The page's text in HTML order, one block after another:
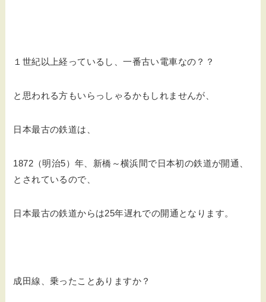
１世紀以上経っているし、一番古い電車なの？？
と思われる方もいらっしゃるかもしれませんが、
日本最古の鉄道は、
1872（明治5）年、新橋～横浜間で日本初の鉄道が開通、
とされているので、
日本最古の鉄道からは25年遅れでの開通となります。
成田線、乗ったことありますか？